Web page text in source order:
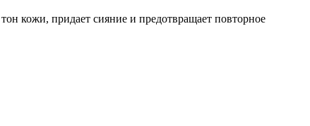
кожи, придает сияние и предотвращает повторное